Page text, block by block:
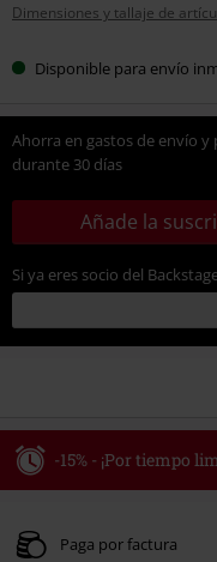
Dimensiones y tallaje de
Disponible para envío
Ahorra en gastos de envío y
durante 30 días
Añade la
Si ya eres socio del
-15% - ¡Por tiempo
Válido hasta 8/9/26
Paga por factura